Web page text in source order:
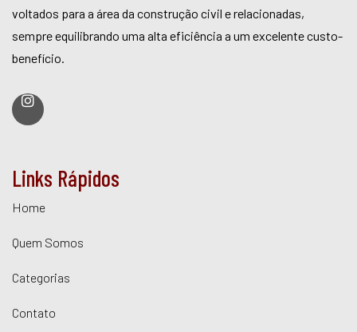
voltados para a área da construção civil e relacionadas,
sempre equilibrando uma alta eficiência a um excelente custo-
benefício.
Links Rápidos
Home
Quem Somos
Categorias
Contato